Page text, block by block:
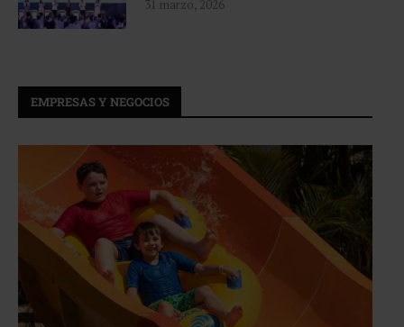
31 marzo, 2026
EMPRESAS Y NEGOCIOS